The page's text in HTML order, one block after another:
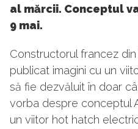
al mărcii. Conceptul
9 mai.
Constructorul francez
publicat imagini cu un
să fie dezvăluit în doar
vorba despre conceptul
un viitor hot hatch